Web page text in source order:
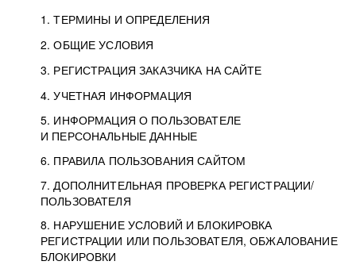
1. ТЕРМИНЫ И ОПРЕДЕЛЕНИЯ
2. ОБЩИЕ УСЛОВИЯ
3. РЕГИСТРАЦИЯ ЗАКАЗЧИКА НА САЙТЕ
4. УЧЕТНАЯ ИНФОРМАЦИЯ
5. ИНФОРМАЦИЯ О ПОЛЬЗОВАТЕЛЕ
И ПЕРСОНАЛЬНЫЕ ДАННЫЕ
6. ПРАВИЛА ПОЛЬЗОВАНИЯ САЙТОМ
7. ДОПОЛНИТЕЛЬНАЯ ПРОВЕРКА РЕГИСТРАЦИИ/
ПОЛЬЗОВАТЕЛЯ
8. НАРУШЕНИЕ УСЛОВИЙ И БЛОКИРОВКА
РЕГИСТРАЦИИ ИЛИ ПОЛЬЗОВАТЕЛЯ, ОБЖАЛОВАНИЕ
БЛОКИРОВКИ